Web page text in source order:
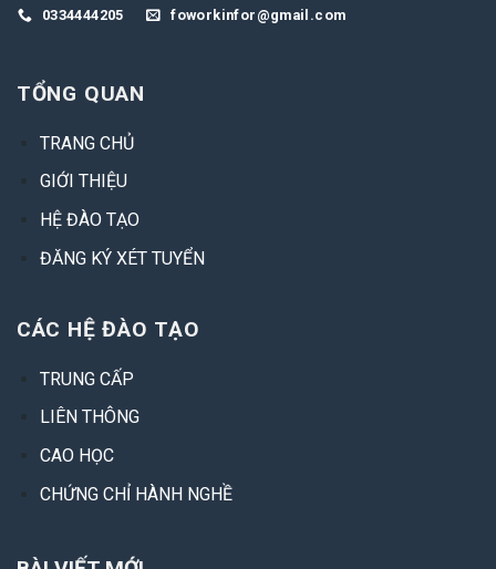
0334444205 foworkinfor@gmail.com
TỔNG QUAN
TRANG CHỦ
GIỚI THIỆU
HỆ ĐÀO TẠO
ĐĂNG KÝ XÉT TUYỂN
CÁC HỆ ĐÀO TẠO
TRUNG CẤP
LIÊN THÔNG
CAO HỌC
CHỨNG CHỈ HÀNH NGHỀ